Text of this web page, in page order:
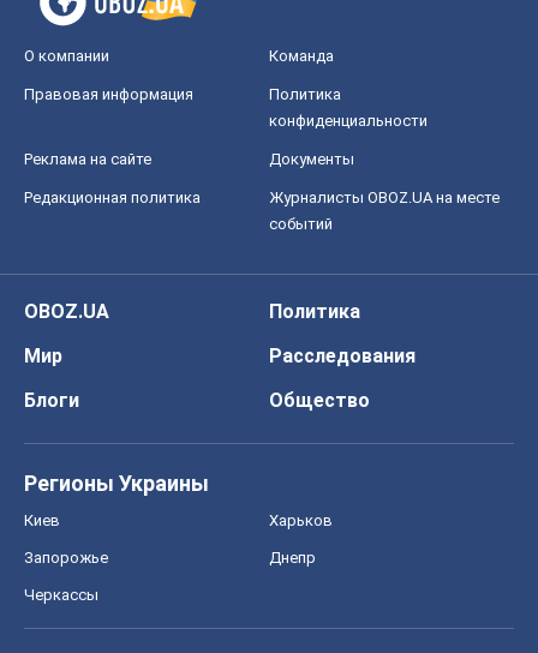
О компании Команда
Правовая информация
Политика
конфиденциальности
Реклама на сайте Документы
Редакционная политика
Журналисты OBOZ.UA на месте
событий
OBOZ.UA
Политика
Мир
Расследования
Блоги
Общество
Регионы Украины
Киев Харьков
Запорожье Днепр
Черкассы